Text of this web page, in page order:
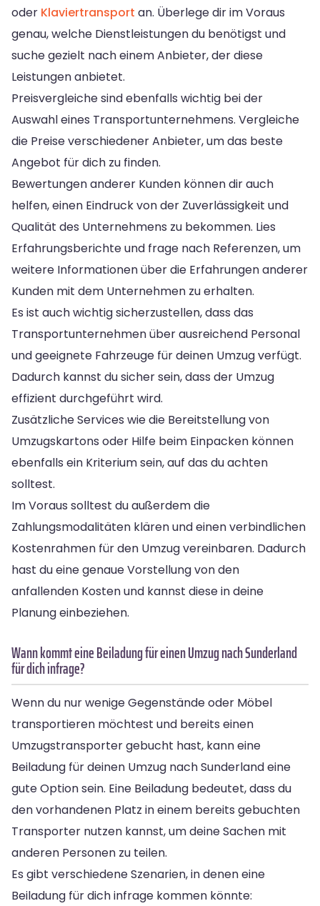
oder Klaviertransport an. Überlege dir im Voraus
genau, welche Dienstleistungen du benötigst und
suche gezielt nach einem Anbieter, der diese
Leistungen anbietet.
Preisvergleiche sind ebenfalls wichtig bei der
Auswahl eines Transportunternehmens. Vergleiche
die Preise verschiedener Anbieter, um das beste
Angebot für dich zu finden.
Bewertungen anderer Kunden können dir auch
helfen, einen Eindruck von der Zuverlässigkeit und
Qualität des Unternehmens zu bekommen. Lies
Erfahrungsberichte und frage nach Referenzen, um
weitere Informationen über die Erfahrungen anderer
Kunden mit dem Unternehmen zu erhalten.
Es ist auch wichtig sicherzustellen, dass das
Transportunternehmen über ausreichend Personal
und geeignete Fahrzeuge für deinen Umzug verfügt.
Dadurch kannst du sicher sein, dass der Umzug
effizient durchgeführt wird.
Zusätzliche Services wie die Bereitstellung von
Umzugskartons oder Hilfe beim Einpacken können
ebenfalls ein Kriterium sein, auf das du achten
solltest.
Im Voraus solltest du außerdem die
Zahlungsmodalitäten klären und einen verbindlichen
Kostenrahmen für den Umzug vereinbaren. Dadurch
hast du eine genaue Vorstellung von den
anfallenden Kosten und kannst diese in deine
Planung einbeziehen.
Wann kommt eine Beiladung für einen Umzug nach Sunderland
für dich infrage?
Wenn du nur wenige Gegenstände oder Möbel
transportieren möchtest und bereits einen
Umzugstransporter gebucht hast, kann eine
Beiladung für deinen Umzug nach Sunderland eine
gute Option sein. Eine Beiladung bedeutet, dass du
den vorhandenen Platz in einem bereits gebuchten
Transporter nutzen kannst, um deine Sachen mit
anderen Personen zu teilen.
Es gibt verschiedene Szenarien, in denen eine
Beiladung für dich infrage kommen könnte: